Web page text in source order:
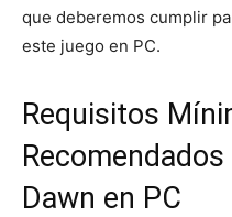
que deberemos cumplir
este juego en PC.
Requisitos
Dawn en PC